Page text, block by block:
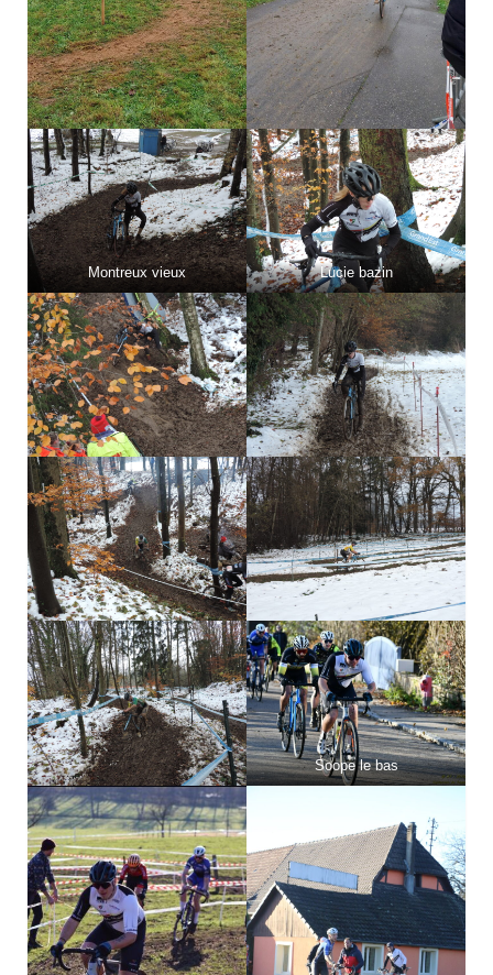
Montreux vieux Lucie bazin
Soope le bas